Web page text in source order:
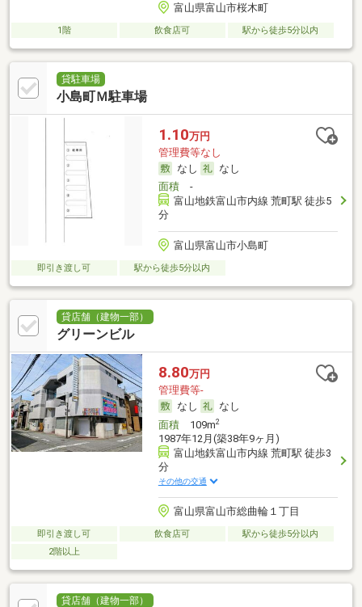
富山県富山市桜木町
1階 飲食店可 駅から徒歩5分以内
貸駐車場
小島町Ｍ駐車場
1.10万円
管理費等なし
なし
なし
面積-
富山地鉄富山市内線 荒町駅 徒歩5
分
富山県富山市小島町
即引き渡し可 駅から徒歩5分以内
貸店舗（建物一部）
グリーンビル
8.80万円
管理費等-
なし
なし
面積109m2
1987年12月(築38年9ヶ月)
富山地鉄富山市内線 荒町駅 徒歩3
分
その他の交通
富山県富山市総曲輪１丁目
即引き渡し可 飲食店可
駅から徒歩5分以内
2階以上
貸店舗（建物一部）